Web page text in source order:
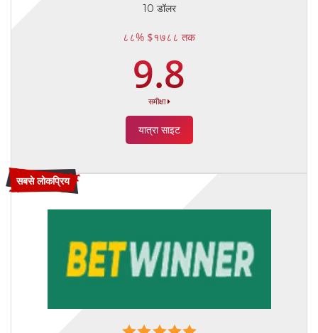
10 डॉलर
८८% $१७८८ तक
9.8
समीक्षा
यात्रा साइट
सबसे लोकप्रिय